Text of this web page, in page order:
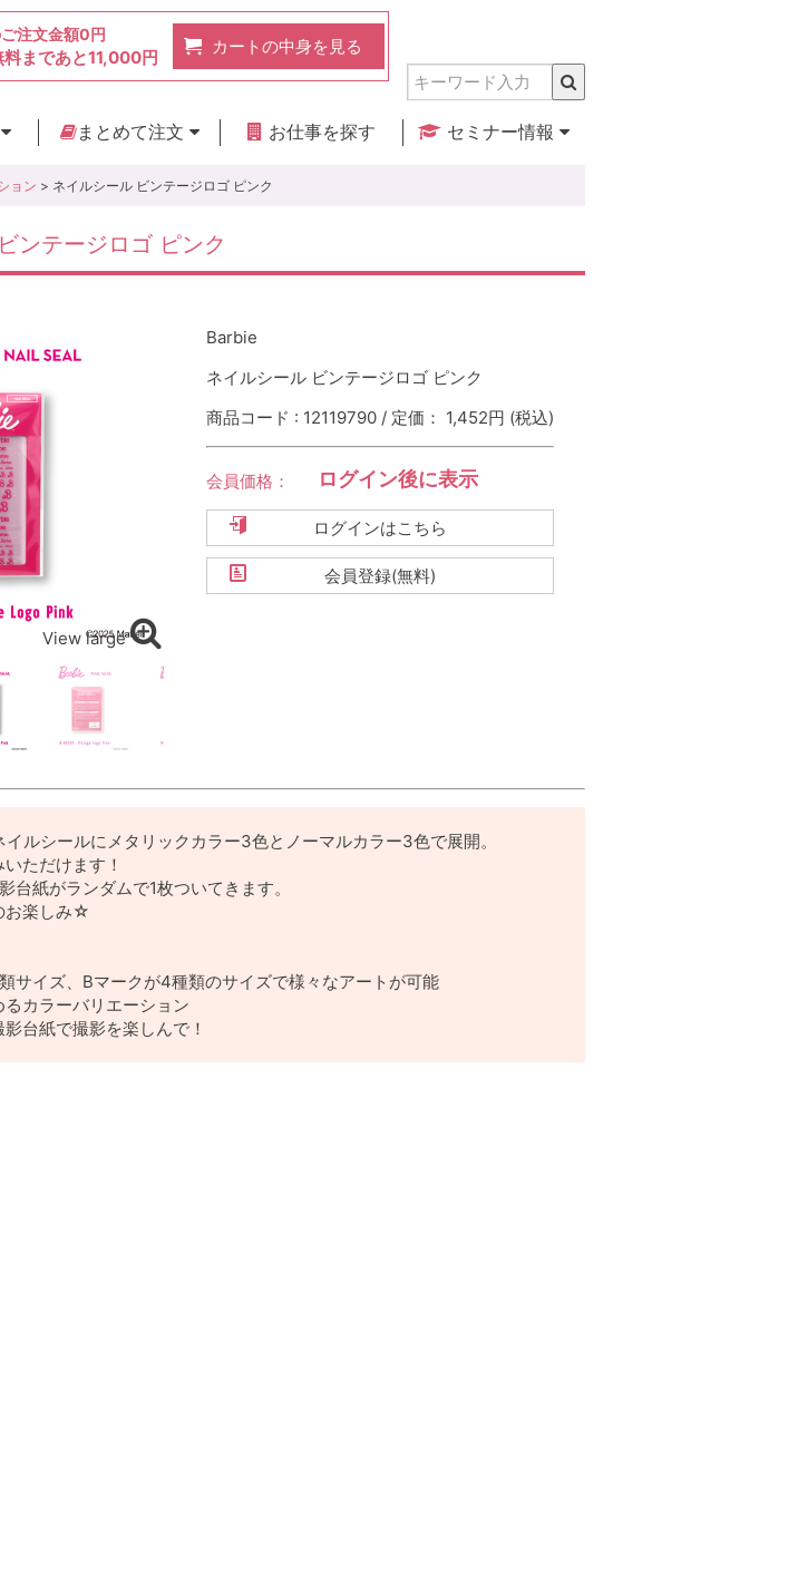
注文金額0円
まであと11,000円
カートの中身を見る
まとめて注文
お仕事を探す
セミナー情報
ョン > ネイルシール ビンテージロゴ ピンク
ンテージロゴ ピンク
View large
Barbie
ネイルシール ビンテージロゴ ピンク
商品コード : 12119790 / 定価： 1,452円 (税込)
会員価格： ログイン後に表示
ログインはこちら
会員登録(無料)
ルシールにメタリックカラー3色とノーマルカラー3色で展開。
ただけます！
台紙がランダムで1枚ついてきます。
お楽しみ☆
サイズ、Bマークが4種類のサイズで様々なアートが可能
るカラーバリエーション
台紙で撮影を楽しんで！